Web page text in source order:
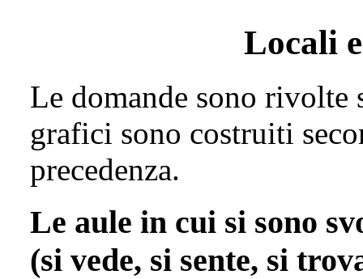
Locali
Le domande sono
grafici sono costruiti
precedenza.
Le aule in cui si sono
(si vede, si sente, si